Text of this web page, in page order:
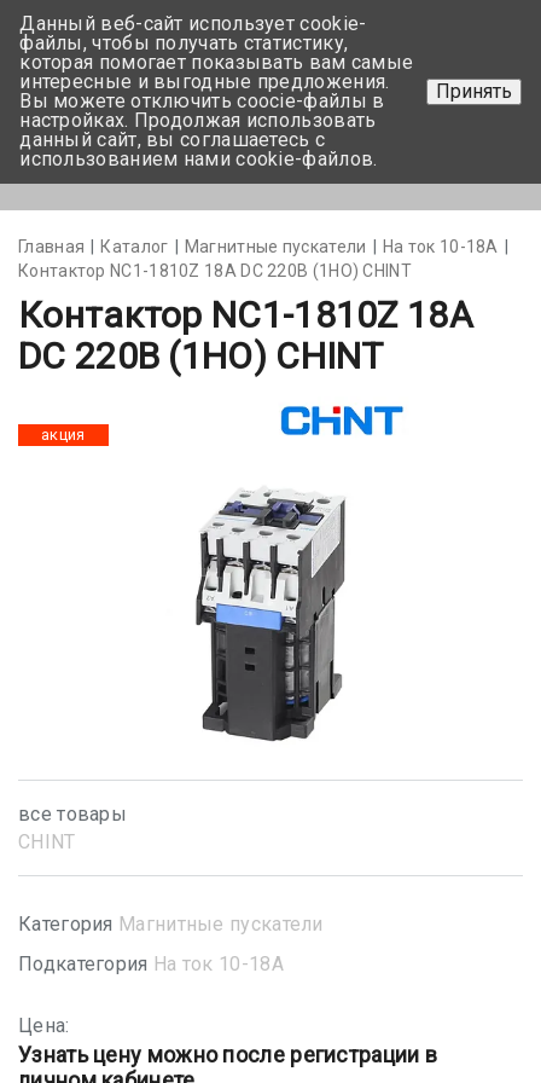
+375 17-350-99-56
+375 44-752-82-08
Задать вопрос
Главная Каталог Магнитные пускатели
На ток 10-18А
Контактор NC1-1810Z 18A DC 220В (1НО) CHINT
Контактор NC1-1810Z 18A
DC 220В (1НО) CHINT
акция
все товары
CHINT
Категория Магнитные пускатели
Подкатегория На ток 10-18А
Цена:
Узнать цену можно после регистрации в
Данный веб-сайт использует cookie-
файлы, чтобы получать статистику,
которая помогает показывать вам самые
интересные и выгодные предложения.
Вы можете отключить coocie-файлы в
настройках. Продолжая использовать
данный сайт, вы соглашаетесь с
использованием нами cookie-файлов.
Принять